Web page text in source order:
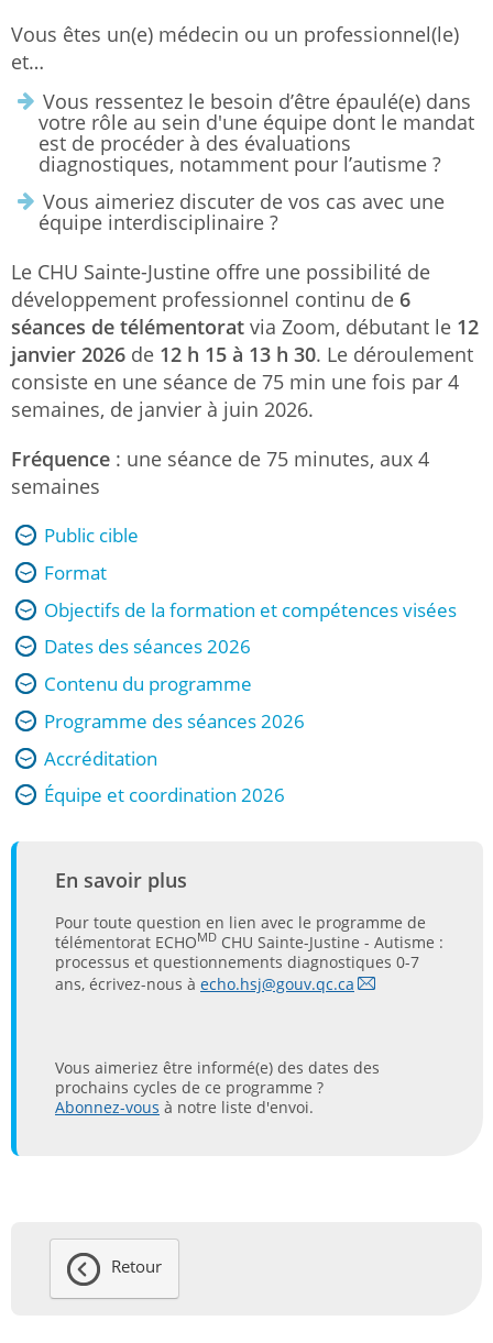
Vous êtes un(e) médecin ou un professionnel(le)
et…
Vous ressentez le besoin d’être épaulé(e) dans
votre rôle au sein d'une équipe dont le mandat
est de procéder à des évaluations
diagnostiques, notamment pour l’autisme ?
Vous aimeriez discuter de vos cas avec une
équipe interdisciplinaire ?
Le CHU Sainte-Justine offre une possibilité de
développement professionnel continu de 6
séances de télémentorat via Zoom, débutant le 12
janvier 2026 de 12 h 15 à 13 h 30. Le déroulement
consiste en une séance de 75 min une fois par 4
semaines, de janvier à juin 2026.
Fréquence : une séance de 75 minutes, aux 4
semaines
Public cible
Format
Objectifs de la formation et compétences visées
Dates des séances 2026
Contenu du programme
Programme des séances 2026
Accréditation
Équipe et coordination 2026
En savoir plus
Pour toute question en lien avec le programme de
télémentorat ECHOMD CHU Sainte-Justine - Autisme :
processus et questionnements diagnostiques 0-7
ans, écrivez-nous à echo.hsj@gouv.qc.ca
Vous aimeriez être informé(e) des dates des
prochains cycles de ce programme ?
Abonnez-vous à notre liste d'envoi.
Retour